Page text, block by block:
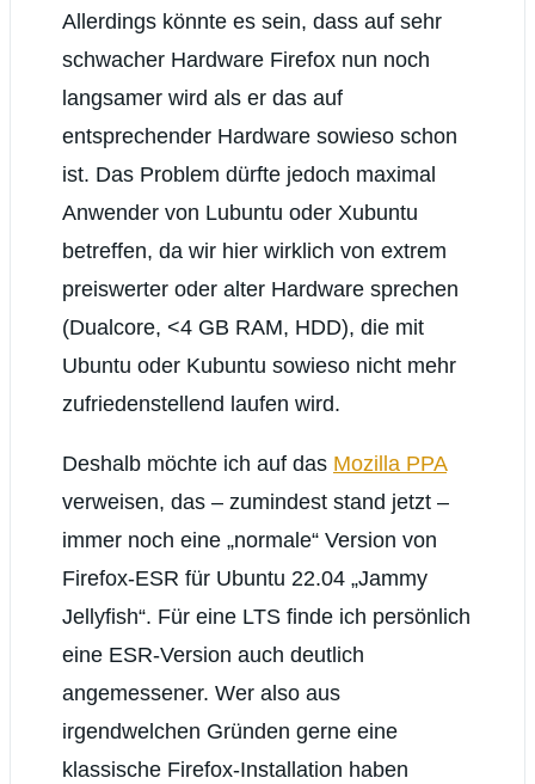
Allerdings könnte es sein, dass auf sehr
schwacher Hardware Firefox nun noch
langsamer wird als er das auf
entsprechender Hardware sowieso schon
ist. Das Problem dürfte jedoch maximal
Anwender von Lubuntu oder Xubuntu
betreffen, da wir hier wirklich von extrem
preiswerter oder alter Hardware sprechen
(Dualcore, <4 GB RAM, HDD), die mit
Ubuntu oder Kubuntu sowieso nicht mehr
zufriedenstellend laufen wird.
Deshalb möchte ich auf das Mozilla PPA
verweisen, das – zumindest stand jetzt –
immer noch eine „normale“ Version von
Firefox-ESR für Ubuntu 22.04 „Jammy
Jellyfish“. Für eine LTS finde ich persönlich
eine ESR-Version auch deutlich
angemessener. Wer also aus
irgendwelchen Gründen gerne eine
klassische Firefox-Installation haben